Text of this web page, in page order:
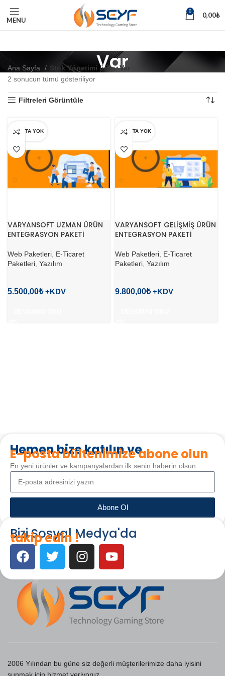
MENU
0 0,00₺
Var
Ana Sayfa Stok Yönetimi ürün Var
2 sonucun tümü gösteriliyor
Filtreleri Görüntüle
STOKTA YOK
VARYANSOFT UZMAN ÜRÜN
ENTEGRASYON PAKETİ
Web Paketleri E-Ticaret
Paketleri Yazılım
5.500,00₺
STOKTA YOK
VARYANSOFT GELİŞMİŞ ÜRÜN
ENTEGRASYON PAKETİ
Web Paketleri E-Ticaret
Paketleri Yazılım
9.800,00₺
Hemen bize katılın ve
E-posta bültenimize abone olun
En yeni ürünler ve kampanyalardan ilk senin haberin olsun.
Abone Ol
Bizi Sosyal Medya'da
takip edin !
2006 Yılından bu güne siz değerli müşterilerimize daha iyisini